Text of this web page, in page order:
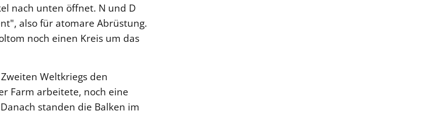
nach unten öffnet. N und D
also für atomare Abrüstung.
noch einen Kreis um das
Weltkriegs den
Farm arbeitete, noch eine
standen die Balken im